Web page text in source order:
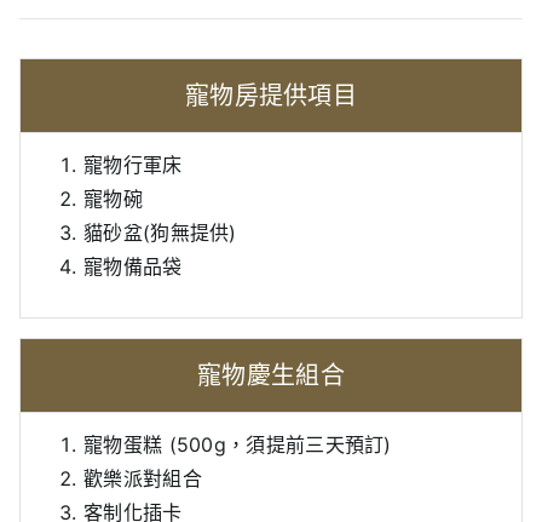
寵物房提供項目
寵物行軍床
寵物碗
貓砂盆(狗無提供)
寵物備品袋
寵物慶生組合
寵物蛋糕 (500g，須提前三天預訂)
歡樂派對組合
客制化插卡